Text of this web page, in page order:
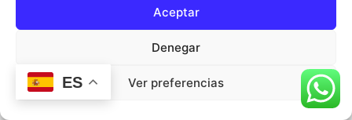
Aceptar
Denegar
Ver preferencias
ES